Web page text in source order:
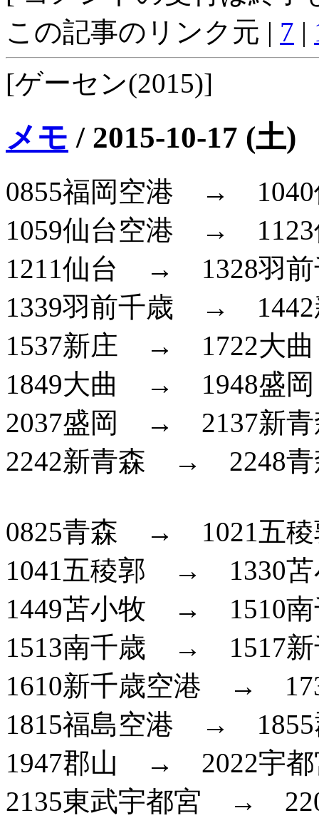
この記事のリンク元 | 7 |
[ゲーセン(2015)]
メモ / 2015-10-17 (土)
0855福岡空港 →
1059仙台空港 → 1123
1211仙台 → 1328羽前
1339羽前千歳 → 1442
1537新庄 → 1722大曲
1849大曲 → 1948盛
2037盛岡 → 2137新
2242新青森 → 2248青
0825青森 → 1021五
1041五稜郭 → 1330
1449苫小牧 → 1510南
1513南千歳 → 1517新
1610新千歳空港 →
1815福島空港 →
1947郡山 → 2022宇
2135東武宇都宮 →